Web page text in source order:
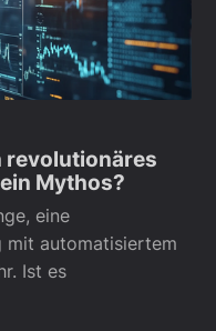
revolutionäres
Mythos?
eine
mit automatisiertem
Ist es